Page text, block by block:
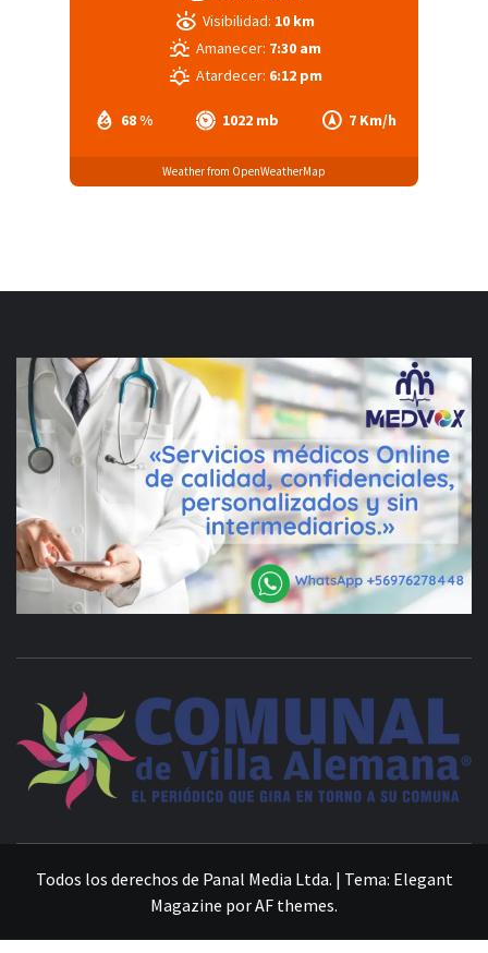
68 % 1022 mb 7 Km/h
Visibilidad: 10 km
Amanecer: 7:30 am
Atardecer: 6:12 pm
Weather from OpenWeatherMap
Todos los derechos de Panal Media Ltda. | Tema: Elegant
Magazine porAF themes.